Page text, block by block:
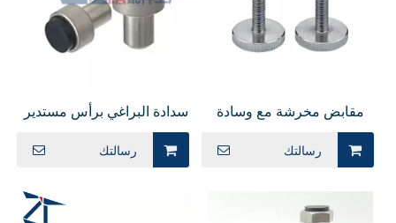
مقابض مخرشة مع وسادة
رسالتك
سدادة البراغي برأس مستدير
مع مصد من اليوريثان
USTMH
رسالتك